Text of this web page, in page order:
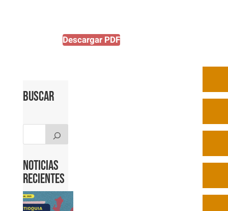
Descargar PDF
Buscar
Noticias
Recientes